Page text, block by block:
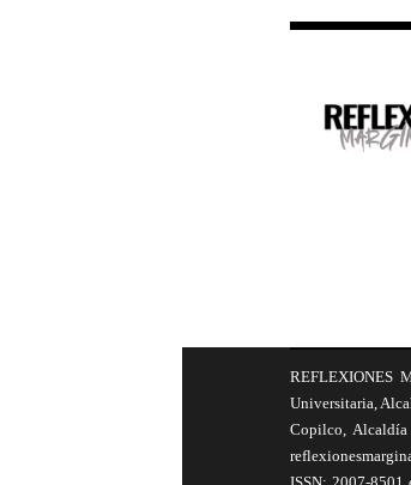
REFLEXIONES
Universitaria,
Copilco, Alcaldía